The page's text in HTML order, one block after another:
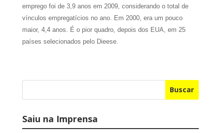
emprego foi de 3,9 anos em 2009, considerando o total de
vínculos empregatícios no ano. Em 2000, era um pouco
maior, 4,4 anos. É o pior quadro, depois dos EUA, em 25
países selecionados pelo Dieese.
Buscar
Saiu na Imprensa